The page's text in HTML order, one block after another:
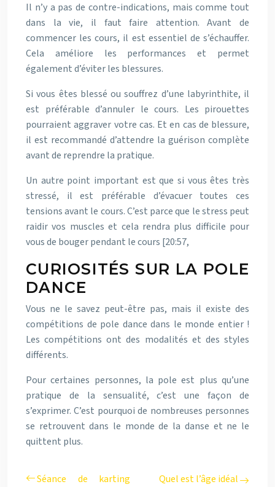
Il n’y a pas de contre-indications, mais comme tout
dans la vie, il faut faire attention. Avant de
commencer les cours, il est essentiel de s’échauffer.
Cela améliore les performances et permet
également d’éviter les blessures.
Si vous êtes blessé ou souffrez d’une labyrinthite, il
est préférable d’annuler le cours. Les pirouettes
pourraient aggraver votre cas. Et en cas de blessure,
il est recommandé d’attendre la guérison complète
avant de reprendre la pratique.
Un autre point important est que si vous êtes très
stressé, il est préférable d’évacuer toutes ces
tensions avant le cours. C’est parce que le stress peut
raidir vos muscles et cela rendra plus difficile pour
vous de bouger pendant le cours [20:57,
CURIOSITÉS SUR LA POLE
DANCE
Vous ne le savez peut-être pas, mais il existe des
compétitions de pole dance dans le monde entier !
Les compétitions ont des modalités et des styles
différents.
Pour certaines personnes, la pole est plus qu’une
pratique de la sensualité, c’est une façon de
s’exprimer. C’est pourquoi de nombreuses personnes
se retrouvent dans le monde de la danse et ne le
quittent plus.
Séance de karting
Quel est l’âge idéal